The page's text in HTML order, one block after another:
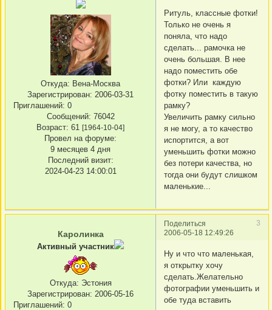
Откуда: Вена-Москва
Зарегистрирован: 2006-03-31
Приглашений: 0
Сообщений: 76042
Возраст: 61 [1964-10-04]
Провел на форуме:
9 месяцев 4 дня
Последний визит:
2024-04-23 14:00:01
Ритуль, классные фотки!
Только не очень я
поняла, что надо
сделать... рамочка не
очень большая. В нее
надо поместить обе
фотки? Или каждую
фотку поместить в такую
рамку?
Увеличить рамку сильно
я не могу, а то качество
испортится, а вот
уменьшить фотки можно
без потери качества, но
тогда они будут слишком
маленькие...
Поделиться
3
2006-05-18 12:49:26
Каролинка
Активный участник
Откуда: Эстония
Зарегистрирован: 2006-05-16
Приглашений: 0
Ну и что что маленькая,
я открытку хочу
сделать.Желательно
фотографии уменьшить и
обе туда вставить